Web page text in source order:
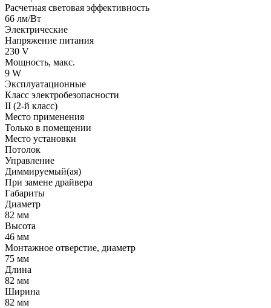
Расчетная световая эффективность
66 лм/Вт
Электрические
Напряжение питания
230 V
Мощность, макс.
9 W
Эксплуатационные
Класс электробезопасности
II (2-й класс)
Место применения
Только в помещении
Место установки
Потолок
Управление
Диммируемый(ая)
При замене драйвера
Габариты
Диаметр
82 мм
Высота
46 мм
Монтажное отверстие, диаметр
75 мм
Длина
82 мм
Ширина
82 мм